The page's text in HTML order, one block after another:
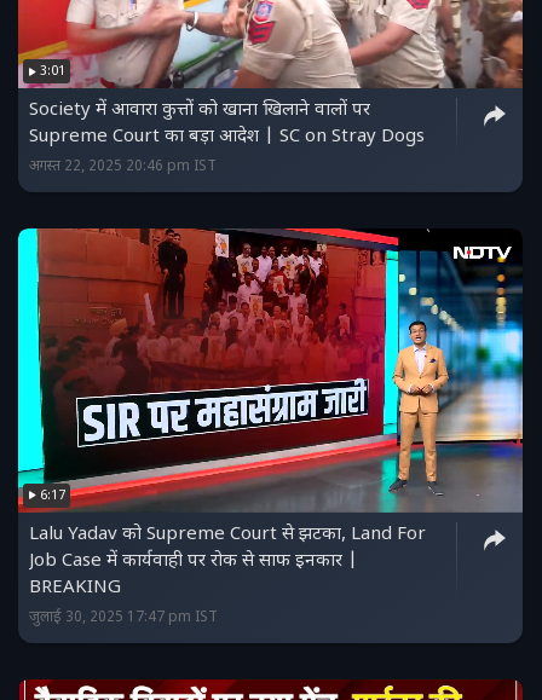
3:01
Society में आवारा कुत्तों को खाना खिलाने वालों पर
Supreme Court का बड़ा आदेश | SC on Stray Dogs
अगस्त 22, 2025 20:46 pm IST
6:17
Lalu Yadav को Supreme Court से झटका, Land For
Job Case में कार्यवाही पर रोक से साफ इनकार |
BREAKING
जुलाई 30, 2025 17:47 pm IST